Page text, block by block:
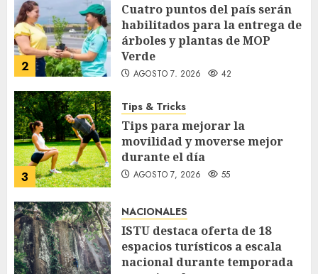
2
Cuatro puntos del país serán
habilitados para la entrega de
árboles y plantas de MOP
Verde
AGOSTO 7, 2026 42
3
Tips & Tricks
Tips para mejorar la
movilidad y moverse mejor
durante el día
AGOSTO 7, 2026 55
NACIONALES
ISTU destaca oferta de 18
espacios turísticos a escala
nacional durante temporada